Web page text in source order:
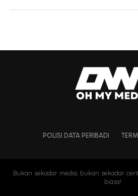
“Kak KM siap kata dia di
POLISI DATA PERIBADI
Bukan sekadar media, bukan sekadar
biasa!